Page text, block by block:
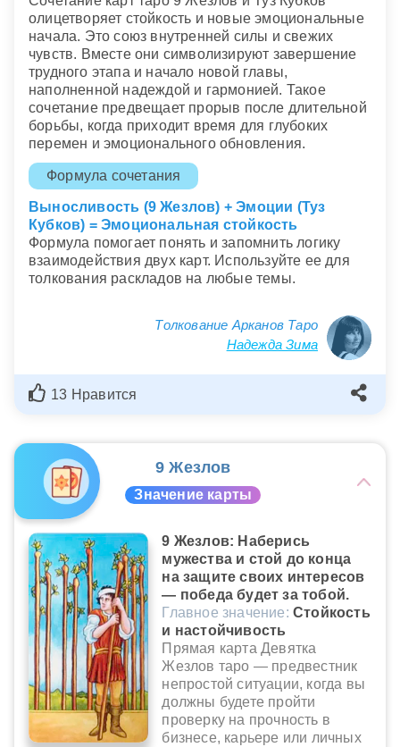
олицетворяет стойкость и новые эмоциональные
начала. Это союз внутренней силы и свежих
чувств. Вместе они символизируют завершение
трудного этапа и начало новой главы,
наполненной надеждой и гармонией. Такое
сочетание предвещает прорыв после длительной
борьбы, когда приходит время для глубоких
перемен и эмоционального обновления.
Формула сочетания
Выносливость (9 Жезлов) + Эмоции (Туз
Кубков) = Эмоциональная стойкость
Формула помогает понять и запомнить логику
взаимодействия двух карт. Используйте ее для
толкования раскладов на любые темы.
Толкование Арканов Таро
Надежда Зима
13 Нравится
9 Жезлов
Значение карты
9 Жезлов: Наберись
мужества и стой до конца
на защите своих интересов
— победа будет за тобой.
Главное значение: Стойкость
и настойчивость
Прямая карта Девятка
Жезлов таро — предвестник
непростой ситуации, когда вы
должны будете пройти
проверку на прочность в
бизнесе, карьере или личных